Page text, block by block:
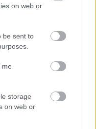
on web or
be sent to
me
storage
on web or
a Gödöllői Városi
látható. A
aláírás található:
Saens, Erkel
Gounod,Apponyi
Sándor, Székely
Joseph Kainz,
Dezső,
és Eleonora Duse